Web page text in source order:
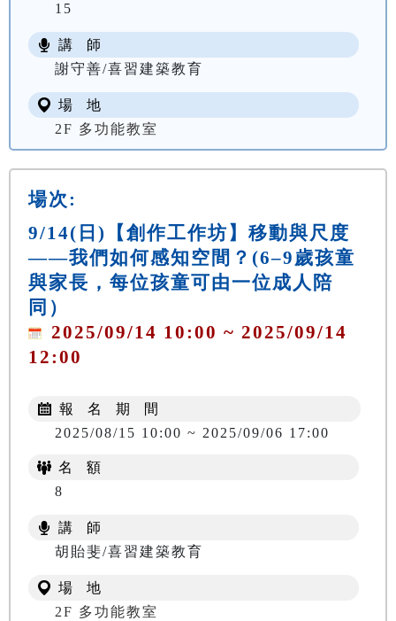
15
講 師
謝守善/喜習建築教育
場 地
2F 多功能教室
場次:
9/14(日)【創作工作坊】移動與尺度
——我們如何感知空間？(6–9歲孩童
與家長，每位孩童可由一位成人陪
同）
2025/09/14 10:00 ~ 2025/09/14
12:00
報 名 期 間
2025/08/15 10:00 ~ 2025/09/06 17:00
名 額
8
講 師
胡貽斐/喜習建築教育
場 地
2F 多功能教室